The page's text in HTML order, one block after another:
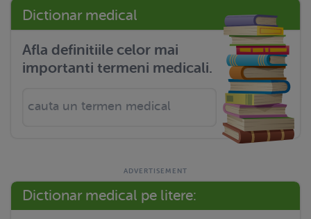
Dictionar medical
Afla definitiile celor mai
importanti termeni medicali.
Dictionar medical pe litere: